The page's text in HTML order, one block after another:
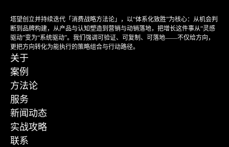
塔望创立并持续迭代「消费战略方法论」，以“体系化致胜”为核心：从机会判
断到品牌构建，从产品与认知塑造到营销与动销落地，把增长这件事从“灵感
驱动”变为“系统驱动”。我们强调可验证、可复制、可落地——不仅给方向，
更把方向转化为能执行的策略组合与行动路径。
关于
案例
方法论
服务
新闻动态
实战攻略
联系